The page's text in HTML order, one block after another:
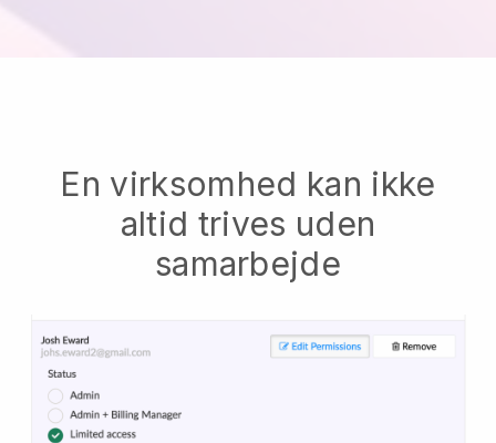
En virksomhed kan ikke
altid trives uden
samarbejde